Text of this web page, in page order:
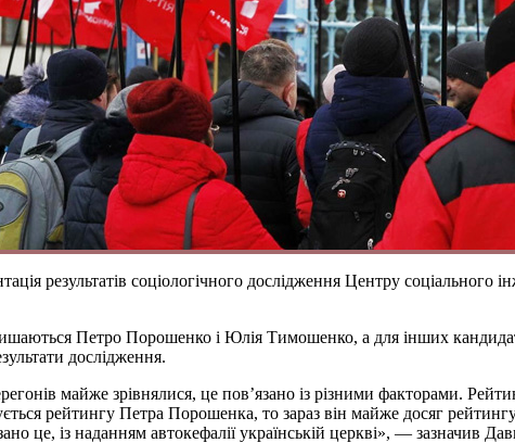
результатів соціологічного дослідження Центру
Петро Порошенко і Юлія Тимошенко, а для інших
дослідження.
майже зрівнялися, це пов’язано із різними факторами.
рейтингу Петра Порошенка, то зараз він майже досяг
це, із наданням автокефалії українській церкві», — зазначив